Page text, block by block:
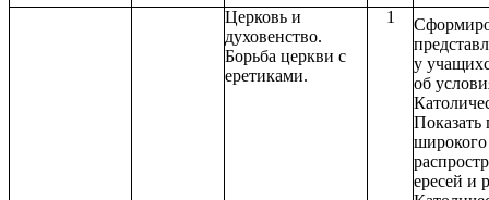
Церковь и
духовенство.
Борьба церкви с
еретиками.
1
у
об
широкого
ересей и